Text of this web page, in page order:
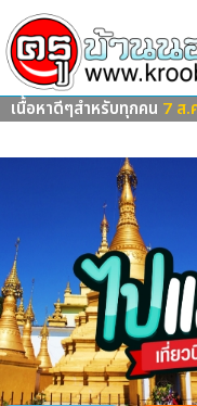
เนื้อหาดีๆสำหรับทุกคน 7 ส.